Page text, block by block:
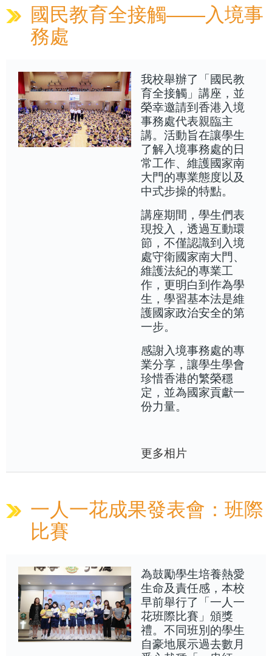
國民教育全接觸——入境事
務處
我校舉辦了「國民教
育全接觸」講座，並
榮幸邀請到香港入境
事務處代表親臨主
講。活動旨在讓學生
了解入境事務處的日
常工作、維護國家南
大門的專業態度以及
中式步操的特點。
講座期間，學生們表
現投入，透過互動環
節，不僅認識到入境
處守衛國家南大門、
維護法紀的專業工
作，更明白到作為學
生，學習基本法是維
護國家政治安全的第
一步。
感謝入境事務處的專
業分享，讓學生學會
珍惜香港的繁榮穩
定，並為國家貢獻一
份力量。
更多相片
一人一花成果發表會：班際
比賽
為鼓勵學生培養熱愛
生命及責任感，本校
早前舉行了「一人一
花班際比賽」頒獎
禮。不同班別的學生
自豪地展示過去數月